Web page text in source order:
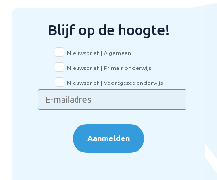
Blijf op de hoogte!
Aanmelden
Nieuwsbrief | Algemeen
Nieuwsbrief | Primair onderwijs
Nieuwsbrief | Voortgezet onderwijs